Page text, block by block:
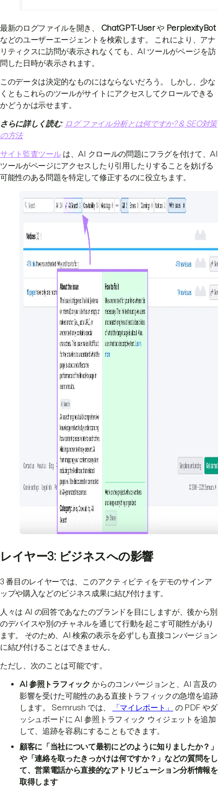
最新のログファイルを開き、 ChatGPT-Userや PerplexityBot
などのユーザーエージェントを検索します。 これにより、アナ
リティクスに訪問が表示されなくても、AI ツールがページを訪
問した日時が表示されます。
このデータは決定的なものにはならないだろう。 しかし、少な
くともこれらのツールがサイトにアクセスしてクロールできる
かどうかは示せます。
さらに詳しく読む: ログ ファイル分析とは何ですか? & SEO対策
の方法
サイト監査ツールは、AI クロールの問題にフラグを付けて、AI
ツールがページにアクセスしたり引用したりすることを妨げる
可能性のある問題を特定して修正するのに役立ちます。
レイヤー3: ビジネスへの影響
3 番目のレイヤーでは、このアクティビティをデモのサインア
ップや購入などのビジネス成果に結び付けます。
人々は AI の回答であなたのブランドを目にしますが、後から別
のデバイスや別のチャネルを通じて行動を起こす可能性があり
ます。 そのため、AI 検索の表示を必ずしも直接コンバージョン
に結び付けることはできません。
ただし、次のことは可能です。
AI 参照トラフィック からのコンバージョンと、AI 言及の
影響を受けた可能性のある直接トラフィックの急増を追跡
します。 Semrush では、
「マイレポート」
の PDF やダ
ッシュボードに AI 参照トラフィック ウィジェットを追加
して、追跡を容易にすることもできます。
顧客に「当社について最初にどのように知りましたか？」
や「連絡を取ったきっかけは何ですか？」などの質問をし
て、営業電話から直接的なアトリビューション分析情報を
取得します